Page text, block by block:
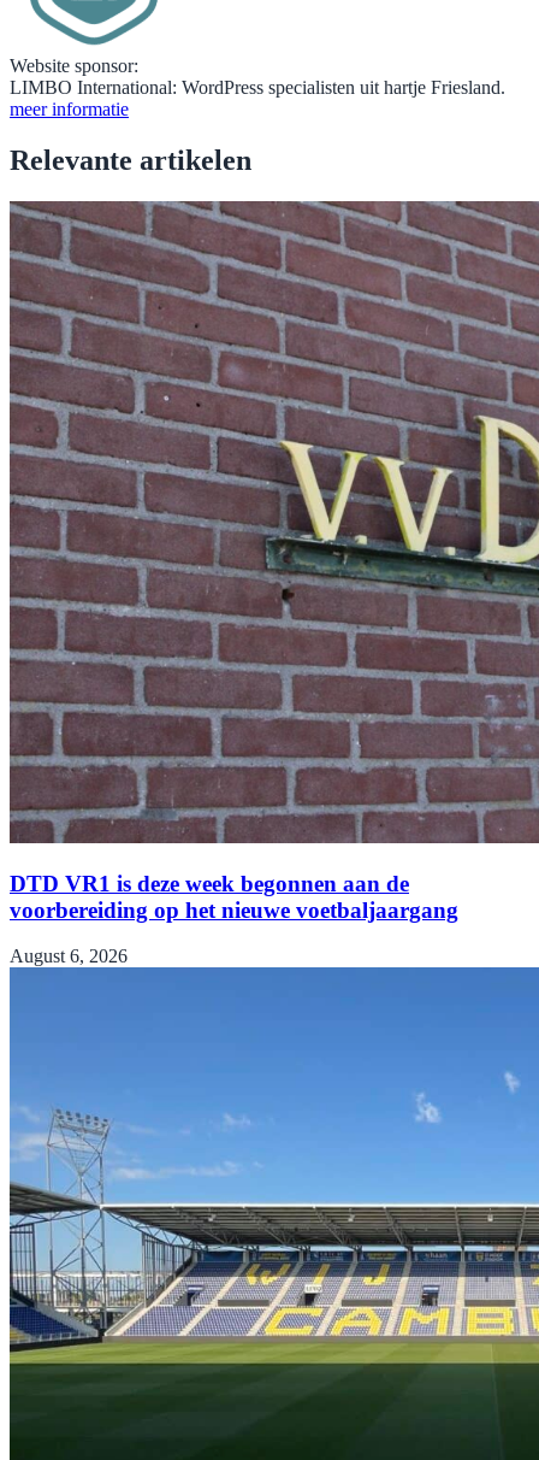
Website sponsor:
LIMBO International: WordPress specialisten uit hartje Friesland.
meer informatie
Relevante artikelen
DTD VR1 is deze week begonnen aan de
voorbereiding op het nieuwe voetbaljaargang
August 6, 2026